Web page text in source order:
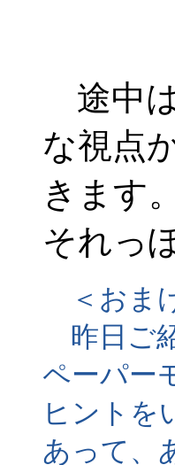
途中
な視点
きます
それっ
＜おま
昨日ご
ペーパー
ヒントを
あって、